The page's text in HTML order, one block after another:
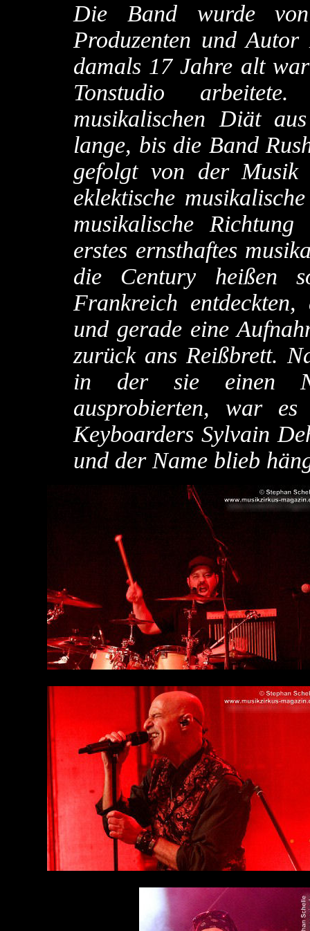
Die Band wurde von
Produzenten und
damals 17 Jahre alt
Tonstudio
musikalischen Diät
lange, bis die Band
gefolgt von der Musik
eklektische
musikalische
erstes ernsthaftes
die Century heißen
Frankreich
und gerade eine
zurück ans Reißbrett.
in der sie einen
ausprobierten, war
Keyboarders Sylvain
und der Name blieb